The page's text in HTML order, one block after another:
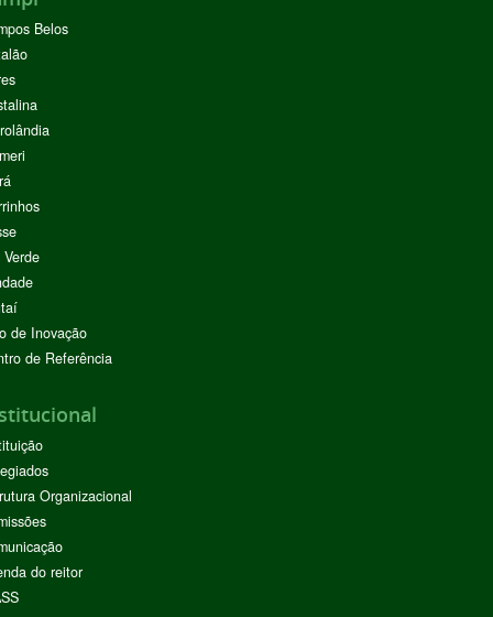
Belos
de Inovação
de Referência
Organizacional
do reitor